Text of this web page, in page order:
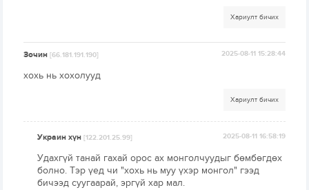
Хариулт бичих
Зочин[66.181.191.190] 2025-08-11 15:28:44
хохь нь хохолууд
Хариулт бичих
Украин хүн[122.201.25.99] 2025-08-11 16:58:19
Удахгүй танай гахай орос ах монголчуудыг бөмбөгдөх
болно. Тэр үед чи "хохь нь муу үхэр монгол" гээд
бичээд суугаарай, эргүй хар мал.